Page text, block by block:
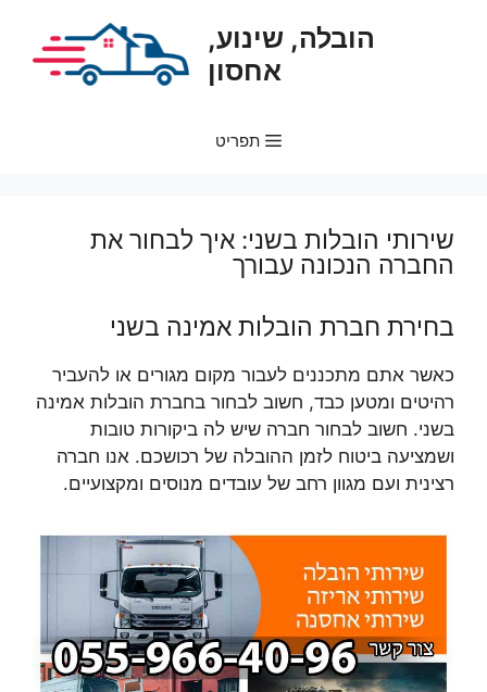
הובלה, שינוע,
אחסון
תפריט
שירותי הובלות בשני: איך לבחור את
החברה הנכונה עבורך
בחירת חברת הובלות אמינה בשני
כאשר אתם מתכננים לעבור מקום מגורים או להעביר
רהיטים ומטען כבד, חשוב לבחור בחברת הובלות אמינה
בשני. חשוב לבחור חברה שיש לה ביקורות טובות
ושמציעה ביטוח לזמן ההובלה של רכושכם. אנו חברה
רצינית ועם מגוון רחב של עובדים מנוסים ומקצועיים.